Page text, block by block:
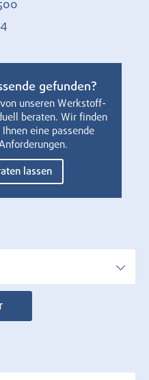
gefunden?
unseren Werkstoff-
beraten. Wir finden
eine passende
lassen